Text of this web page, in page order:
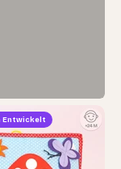
Entwickelt